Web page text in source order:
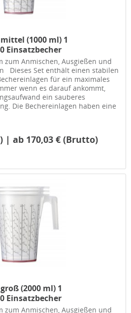
(1000 ml) 1
Einsatzbecher
zum Anmischen, Ausgießen und
Dieses Set enthält einen stabilen
für ein maximales
wenn es darauf ankommt,
ein sauberes
Die Bechereinlagen haben eine
| ab 170,03 € (Brutto)
(2000 ml) 1
Einsatzbecher
zum Anmischen, Ausgießen und